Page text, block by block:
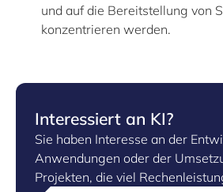
und auf die Bereitstellung von
konzentrieren werden.
Interessiert an KI?
Sie haben Interesse an der
Anwendungen oder der
Projekten, die viel